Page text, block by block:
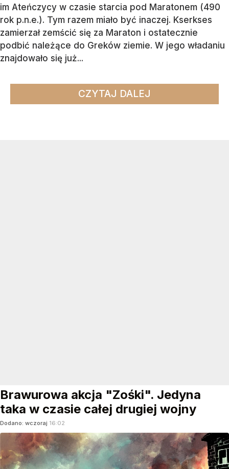
im Ateńczycy w czasie starcia pod Maratonem (490
rok p.n.e.). Tym razem miało być inaczej. Kserkses
zamierzał zemścić się za Maraton i ostatecznie
podbić należące do Greków ziemie. W jego władaniu
znajdowało się już...
CZYTAJ DALEJ
Brawurowa akcja "Zośki". Jedyna
taka w czasie całej drugiej wojny
Dodano: wczoraj 16:02